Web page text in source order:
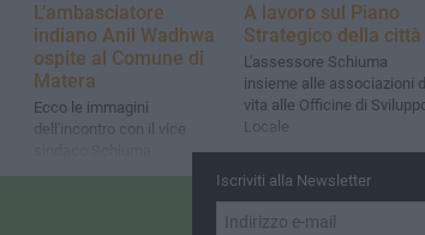
L’ambasciatore
indiano Anil Wadhwa
ospite al Comune di
Matera
Ecco le immagini
dell'incontro con il vice
A lavoro sul Piano
Strategico della città
L'assessore Schiuma
insieme alle associazioni
vita alle Officine di
Locale
Iscriviti alla Newsletter